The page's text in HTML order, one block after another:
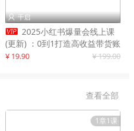
 千启
 2025小红书爆量会线上课
(更新) ：0到1打造高收益带货账
号，靠小红书带货年入100w？
¥ 19.90 ¥ 199.00
查看全部
1章1课